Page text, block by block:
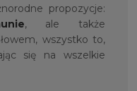
propozycje:
, ale także
wszystko to,
się na wszelkie